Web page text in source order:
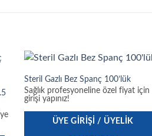
Steril Gazlı Bez Spanç 100’lük
Sağlık profesyoneline özel fiyat için
girişi yapınız!
ÜYE GIRIŞI / ÜYELIK